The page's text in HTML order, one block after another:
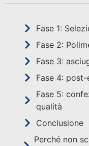
Fase 1:
Fase 2:
Fase 3:
Fase 4:
Fase 5:
qualità
Conclusione
Perché non